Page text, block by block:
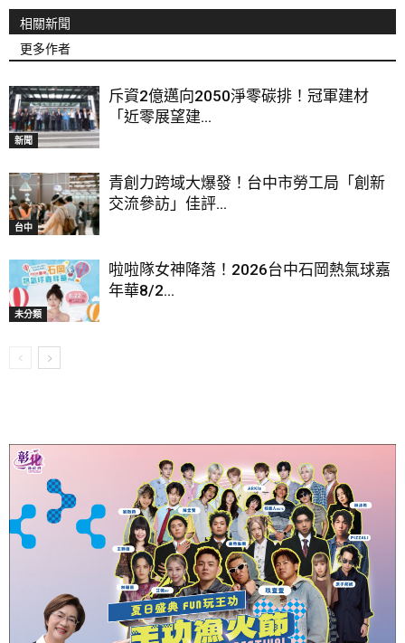
相關新聞
更多作者
新聞
斥資2億邁向2050淨零碳排！冠軍建材
「近零展望建...
台中
青創力跨域大爆發！台中市勞工局「創新
交流參訪」佳評...
未分類
啦啦隊女神降落！2026台中石岡熱氣球嘉
年華8/2...